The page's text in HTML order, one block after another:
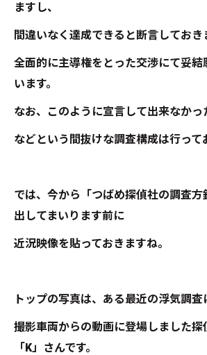
ますし、
間違いなく達成できると断言しておき
全面的に主導権をとった交渉にて妥結
います。
なお、このように宣言して出来なかっ
などという間抜けな調査構成は行って
では、今から「つばめ探偵社の調査方
出してまいります前に
近況映像を貼っておきますね。
トップの写真は、ある最近の浮気調査
撮影車両からの動画に登場しました探
「K」さんです。